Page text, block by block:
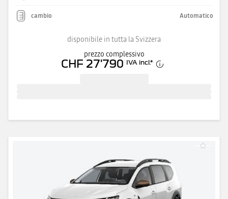
cambio Automatico
disponibile in tutta la Svizzera
prezzo complessivo
CHF 27'790 IVA incl.*